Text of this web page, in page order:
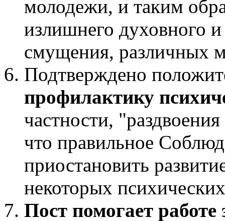
молодежи, и таким
излишнего духовного
смущения, различных
Подтверждено
профилактику
частности,
что правильное
приостановить
некоторых
Пост помогает